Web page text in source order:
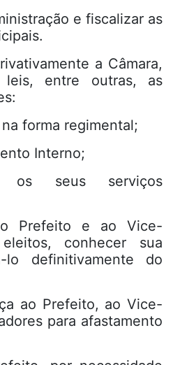
e fiscalizar as
a Câmara,
leis, entre outras, as
forma regimental;
Interno;
seus serviços
Prefeito e ao Vice-
conhecer sua
lo definitivamente do
ao Prefeito, ao Vice-
para afastamento